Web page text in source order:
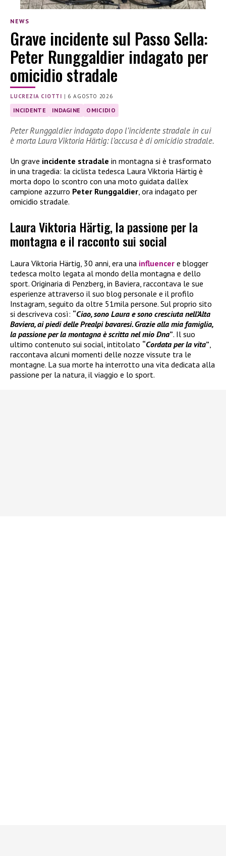
NEWS
Grave incidente sul Passo Sella:
Peter Runggaldier indagato per
omicidio stradale
LUCREZIA CIOTTI | 6 AGOSTO 2026
INCIDENTE INDAGINE OMICIDIO
Peter Runggaldier indagato dopo l’incidente stradale in cui
è morta Laura Viktoria Härtig: l’accusa è di omicidio stradale.
Un grave incidente stradale in montagna si è trasformato
in una tragedia: la ciclista tedesca Laura Viktoria Härtig è
morta dopo lo scontro con una moto guidata dall’ex
campione azzurro Peter Runggaldier, ora indagato per
omicidio stradale.
Laura Viktoria Härtig, la passione per la
montagna e il racconto sui social
Laura Viktoria Härtig, 30 anni, era una influencer e blogger
tedesca molto legata al mondo della montagna e dello
sport. Originaria di Penzberg, in Baviera, raccontava le sue
esperienze attraverso il suo blog personale e il profilo
Instagram, seguito da oltre 51mila persone. Sul proprio sito
si descriveva così: “Ciao, sono Laura e sono cresciuta nell’Alta
Baviera, ai piedi delle Prealpi bavaresi. Grazie alla mia famiglia,
la passione per la montagna è scritta nel mio Dna”. Il suo
ultimo contenuto sui social, intitolato “Cordata per la vita”,
raccontava alcuni momenti delle nozze vissute tra le
montagne. La sua morte ha interrotto una vita dedicata alla
passione per la natura, il viaggio e lo sport.